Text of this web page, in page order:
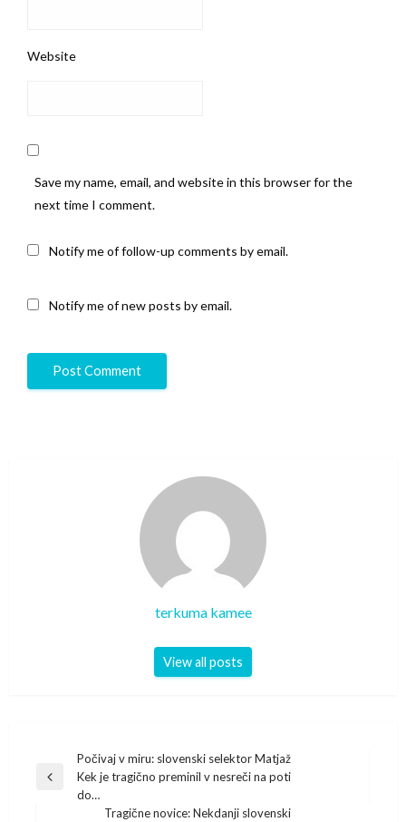
Website
Save my name, email, and website in this browser for the
next time I comment.
Notify me of follow-up comments by email.
Notify me of new posts by email.
terkuma kamee
View all posts
navigation
Previous
Počivaj v miru: slovenski selektor Matjaž
Kek je tragično preminil v nesreči na poti
do…
Tragične novice: Nekdanji slovenski